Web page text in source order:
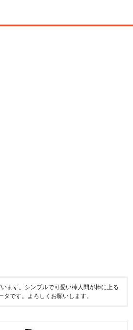
ます。シンプルで可愛い棒人間が棒に上る
タです。よろしくお願いします。